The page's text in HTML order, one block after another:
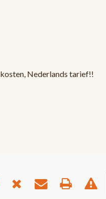
Nederlands tarief!!